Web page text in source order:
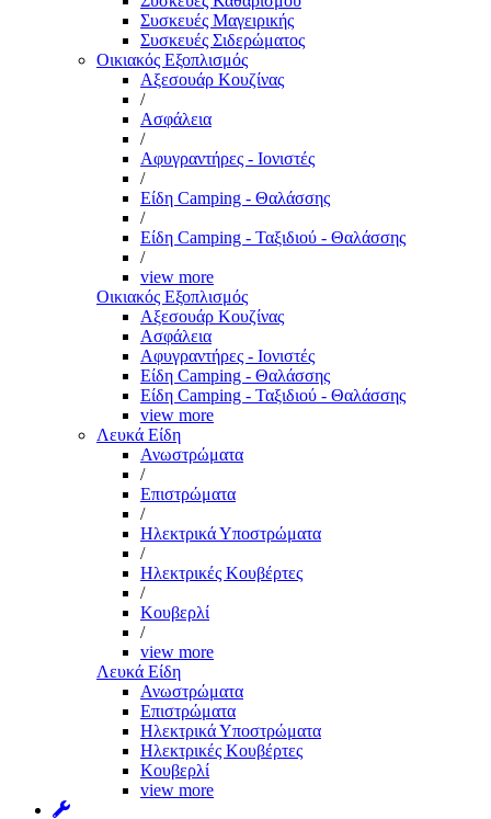
Συσκευές Μαγειρικής
Συσκευές Σιδερώματος
Οικιακός Εξοπλισμός
Αξεσουάρ Κουζίνας
/
Ασφάλεια
/
Αφυγραντήρες - Ιονιστές
/
Είδη Camping - Θαλάσσης
/
Είδη Camping - Ταξιδιού - Θαλάσσης
/
view more
Οικιακός Εξοπλισμός
Αξεσουάρ Κουζίνας
Ασφάλεια
Αφυγραντήρες - Ιονιστές
Είδη Camping - Θαλάσσης
Είδη Camping - Ταξιδιού - Θαλάσσης
view more
Λευκά Είδη
Ανωστρώματα
/
Επιστρώματα
/
Ηλεκτρικά Υποστρώματα
/
Ηλεκτρικές Κουβέρτες
/
Κουβερλί
/
view more
Λευκά Είδη
Ανωστρώματα
Επιστρώματα
Ηλεκτρικά Υποστρώματα
Ηλεκτρικές Κουβέρτες
Κουβερλί
view more